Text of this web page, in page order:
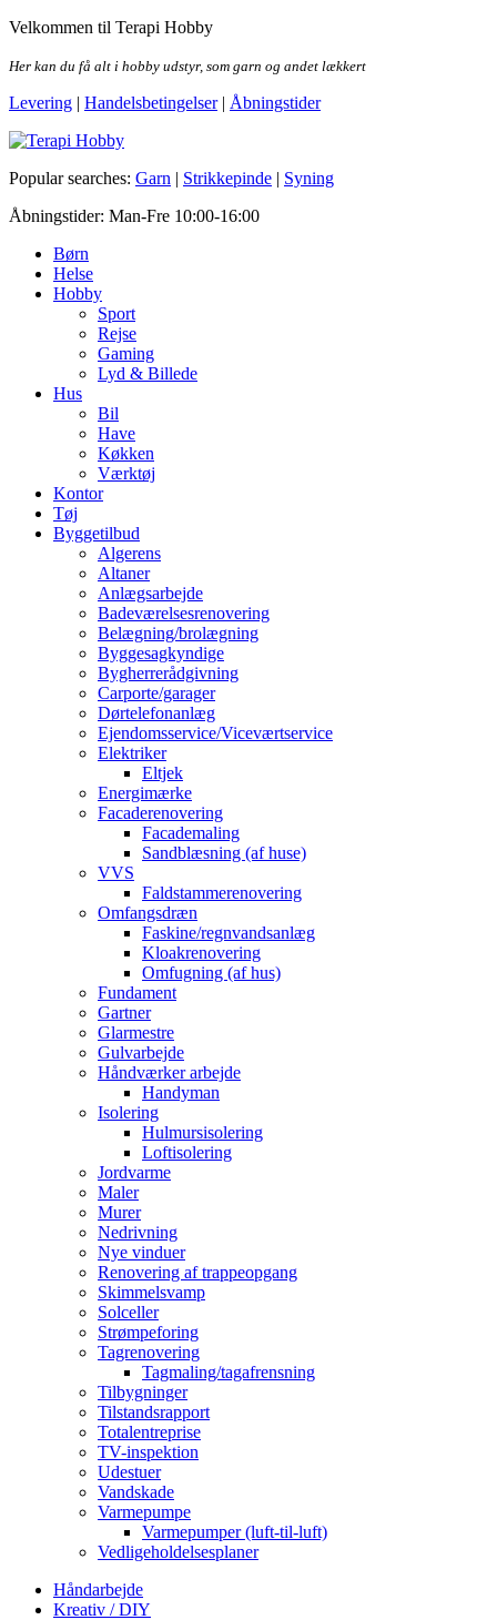
Skip
the
Velkommen til Terapi Hobby
Her kan du få alt i hobby udstyr, som garn og andet lækkert
Levering | Handelsbetingelser| Åbningstider
Terapi Hobby
Popular searches: Garn | Strikkepinde | Syning
Åbningstider: Man-Fre 10:00-16:00
Børn
Helse
Hobby
Sport
Rejse
Gaming
Lyd & Billede
Hus
Bil
Have
Køkken
Værktøj
Kontor
Tøj
Byggetilbud
Algerens
Altaner
Anlægsarbejde
Badeværelsesrenovering
Belægning/brolægning
Byggesagkyndige
Bygherrerådgivning
Carporte/garager
Dørtelefonanlæg
Ejendomsservice/Viceværtservice
Elektriker
Eltjek
Energimærke
Facaderenovering
Facademaling
Sandblæsning (af huse)
VVS
Faldstammerenovering
Omfangsdræn
Faskine/regnvandsanlæg
Kloakrenovering
Omfugning (af hus)
Fundament
Gartner
Glarmestre
Gulvarbejde
Håndværker arbejde
Handyman
Isolering
Hulmursisolering
Loftisolering
Jordvarme
Maler
Murer
Nedrivning
Nye vinduer
Renovering af trappeopgang
Skimmelsvamp
Solceller
Strømpeforing
Tagrenovering
Tagmaling/tagafrensning
Tilbygninger
Tilstandsrapport
Totalentreprise
TV-inspektion
Udestuer
Vandskade
Varmepumpe
Varmepumper (luft-til-luft)
Vedligeholdelsesplaner
Håndarbejde
Kreativ / DIY